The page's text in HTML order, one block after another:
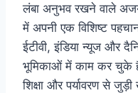
लंबा अनुभव रखने वाले अजय
में अपनी एक विशिष्ट
ईटीवी, इंडिया न्यूज और
भूमिकाओं में काम कर चुके
शिक्षा और पर्यावरण से